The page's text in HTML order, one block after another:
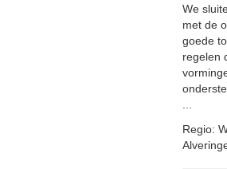
We
met de
goede
regelen
Regio: